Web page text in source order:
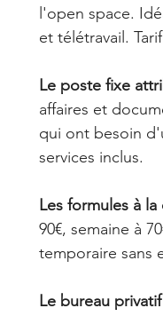
l'open space.
et télétravail.
Le poste fixe
affaires et
qui ont besoin
services inclus.
Les formules à
90€, semaine à
temporaire sans
Le bureau privatif